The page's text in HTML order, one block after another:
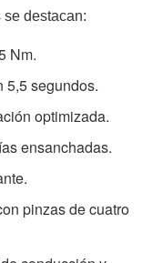
destacan:
Nm.
5,5 segundos.
optimizada.
ensanchadas.
pinzas de cuatro